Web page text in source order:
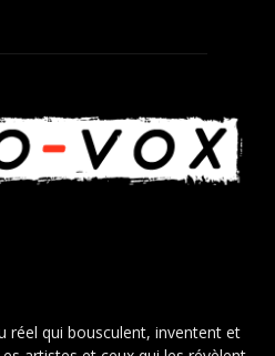
réel qui bousculent, inventent et